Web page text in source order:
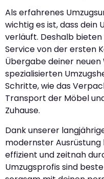
Als erfahrenes
wichtig es ist, dass dein
verläuft. Deshalb
Service von der ersten
Übergabe deiner neuen
spezialisierten
Schritte, wie das
Transport der Möbel
Zuhause.
Dank unserer
modernster Ausrüstung
effizient und zeitnah
Umzugsprofis sind